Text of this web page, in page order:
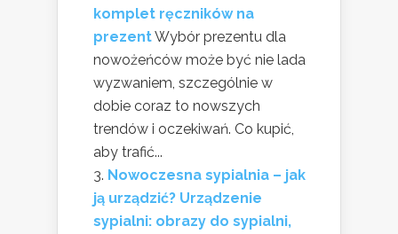
komplet ręczników na
prezentWybór prezentu dla
nowożeńców może być nie lada
wyzwaniem, szczególnie w
dobie coraz to nowszych
trendów i oczekiwań. Co kupić,
aby trafić...
Nowoczesna sypialnia – jak
ją urządzić? Urządzenie
sypialni: obrazy do sypialni,